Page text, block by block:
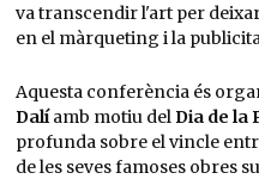
va transcendir l'art per
en el màrqueting i la
Aquesta conferència és
Dalíamb motiu delDia de la
profunda sobre el vincle
de les seves famoses obres